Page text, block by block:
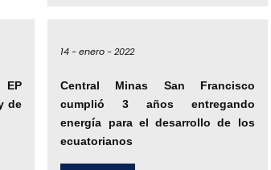
EP
de
14 - enero - 2022
Central Minas San Francisco
cumplió 3 años entregando
energía para el desarrollo de los
ecuatorianos